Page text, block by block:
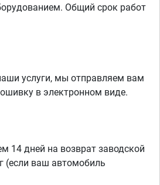
Общий срок работ
услуги, мы отправляем вам
в электронном виде.
14 дней на возврат заводской
(если ваш автомобиль